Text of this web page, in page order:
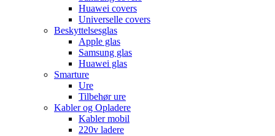
Huawei covers
Universelle covers
Beskyttelsesglas
Apple glas
Samsung glas
Huawei glas
Smarture
Ure
Tilbehør ure
Kabler og Opladere
Kabler mobil
220v ladere